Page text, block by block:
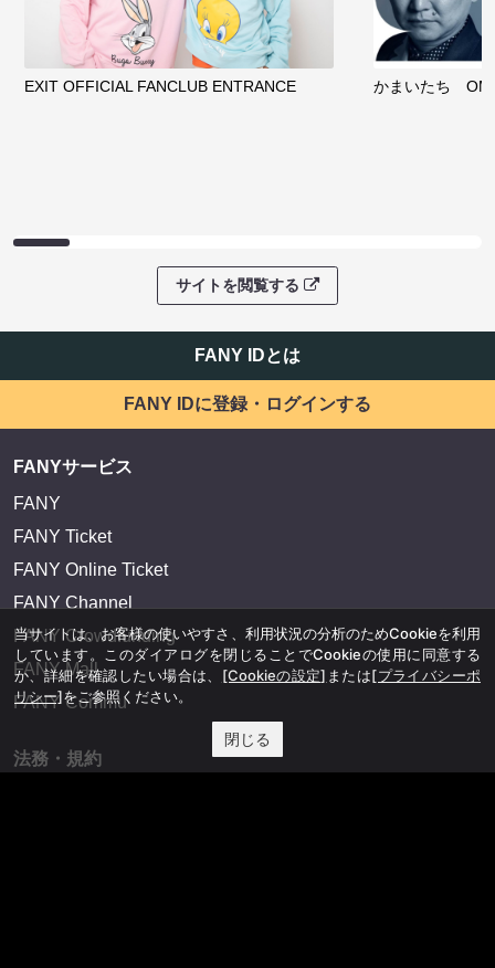
EXIT OFFICIAL FANCLUB ENTRANCE かまいたち
サイトを閲覧する
FANY IDとは
FANY IDに登録・ログインする
FANYサービス
FANY
FANY Ticket
FANY Online Ticket
FANY Channel
FANY Crowdfunding
FANY Mall
FANY Commu
法務・規約
当サイトは、お客様の使いやすさ、利用状況の分析のためCookieを利用
しています。このダイアログを閉じることでCookieの使用に同意する
か、詳細を確認したい場合は、 [Cookieの設定] または[プライバシーポ
リシー]をご参照ください。
閉じる